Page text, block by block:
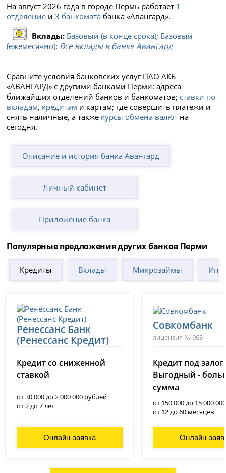
На август 2026 года в городе Пермь работает 1
отделение и3 банкомата банка «Авангард».
Вклады: Базовый (в конце срока); Базовый
(ежемесячно); Все вклады в банке Авангард
Сравните условия банковских услуг ПАО АКБ
«АВАНГАРД» с другими банками Перми: адреса
ближайших отделений банков и банкоматов; ставки по
вкладам, кредитам и картам; где совершить платежи и
снять наличные, а также курсы обмена валют на
сегодня.
Описание и история банка Авангард
Личный кабинет
Приложение банка
Популярные предложения других банков Перми
Кредиты Вклады Микрозаймы
Ренессанс Банк
(Ренессанс Кредит)
Кредит со сниженной
ставкой
от 30 000 до 2 000 000 рублей
от 2 до 7 лет
Онлайн-заявка
Совкомбанк
лицензия № 963
Кредит под залог
Выгодный -
сумма
от 150 000 до 15 000
от 12 до 60 месяцев
Онлайн-